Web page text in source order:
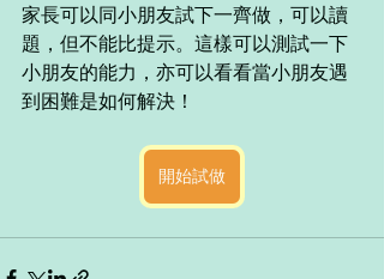
家長可以同小朋友試下一齊做，可以讀
題，但不能比提示。這樣可以測試一下
小朋友的能力，亦可以看看當小朋友遇
到困難是如何解決！
開始試做